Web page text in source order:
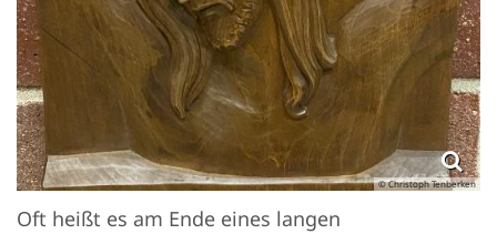
© Christoph Tenberken
Oft heißt es am Ende eines langen